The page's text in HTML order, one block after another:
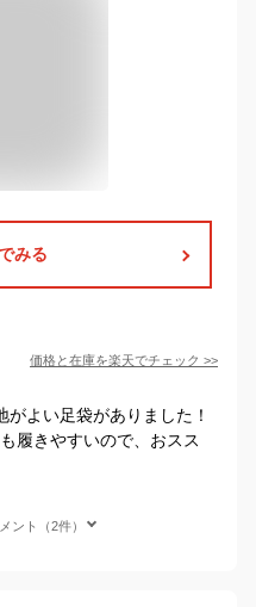
みる
価格と在庫を楽天でチェック >>
よい足袋がありました！
履きやすいので、おスス
ント（2件）